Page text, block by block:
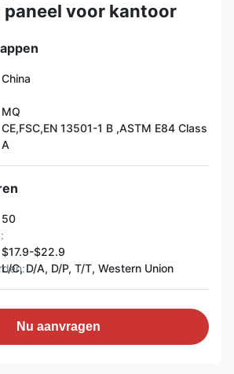
voor kantoor
China
MQ
CE,FSC,EN 13501-1 B ,ASTM E84 Class
A
50
$17.9-$22.9
L/C, D/A, D/P, T/T, Western Union
Nu aanvragen